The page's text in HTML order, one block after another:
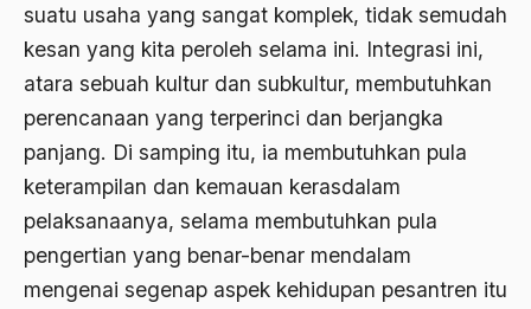
suatu usaha yang sangat komplek, tidak semudah
kesan yang kita peroleh selama ini. Integrasi ini,
atara sebuah kultur dan subkultur, membutuhkan
perencanaan yang terperinci dan berjangka
panjang. Di samping itu, ia membutuhkan pula
keterampilan dan kemauan kerasdalam
pelaksanaanya, selama membutuhkan pula
pengertian yang benar-benar mendalam
mengenai segenap aspek kehidupan pesantren itu
artikel gus dur
asal-usul tradisi keilmuan pesantren
Asas Islam
Asas Keagamaan
Asas Organisasi Islam
Asas Pancasila